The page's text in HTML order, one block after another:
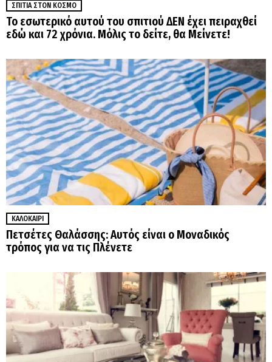
ΣΠΊΤΙΑ ΣΤΟΝ ΚΌΣΜΟ
Το εσωτερικό αυτού του σπιτιού ΔΕΝ έχει πειραχθεί
εδώ και 72 χρόνια. Μόλις το δείτε, θα Μείνετε!
ΚΑΛΟΚΑΊΡΙ
Πετσέτες Θαλάσσης: Αυτός είναι ο Μοναδικός
τρόπος για να τις Πλένετε